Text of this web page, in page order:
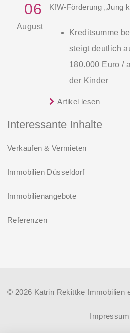
06
August
Kreditsumme
steigt deutlich
180.000 Euro /
der Kinder
0,53 Prozent
Laufzeit und 10
Antragstellende
zu
Die KfW und der
weiter die Förderung
Förderprodukt
Familien –
mittlerem
beantragen. Für
Kind steigt der
Artikel lesen
Interessante Inhalte
Verkaufen & Vermieten
Immobilien Düsseldorf
Immobilienangebote
Referenzen
© 2026 Katrin Rekittke Immobilien
Impressum